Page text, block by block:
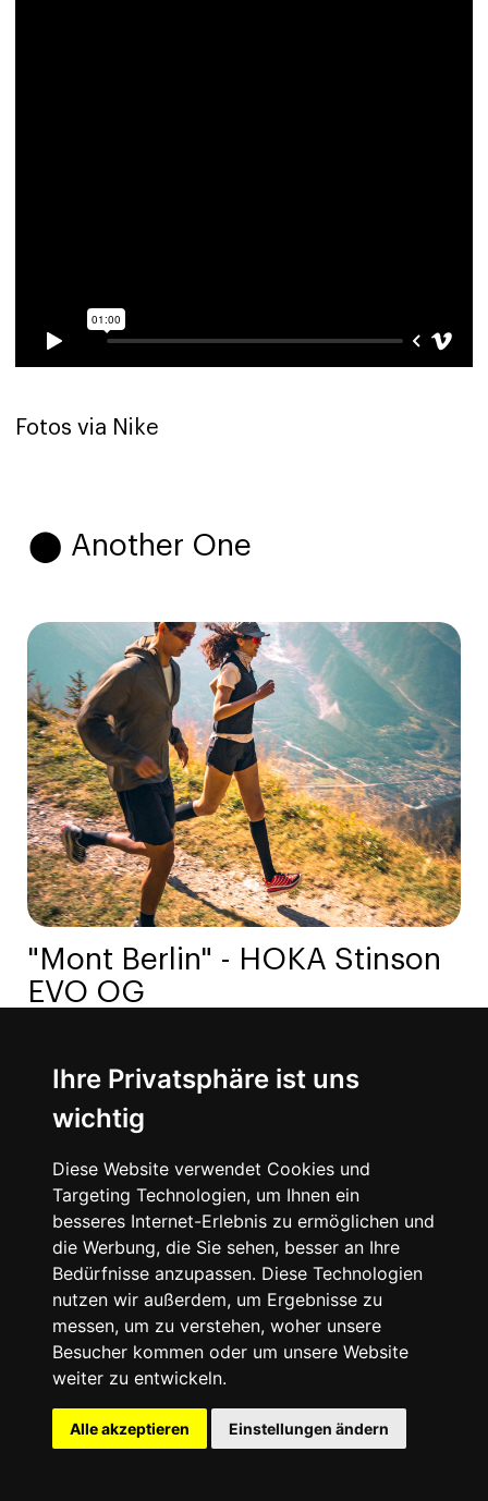
Ihre Privatsphäre ist uns
wichtig
Diese Website verwendet Cookies und
Targeting Technologien, um Ihnen ein
besseres Internet-Erlebnis zu ermöglichen und
die Werbung, die Sie sehen, besser an Ihre
Bedürfnisse anzupassen. Diese Technologien
nutzen wir außerdem, um Ergebnisse zu
messen, um zu verstehen, woher unsere
Besucher kommen oder um unsere Website
weiter zu entwickeln.
Alle akzeptieren Einstellungen ändern
Fotos via Nike
⬤ Another One
"Mont Berlin" - HOKA Stinson
EVO OG
adidas Innovation Lab - Das
neue CLIMACOOL System für